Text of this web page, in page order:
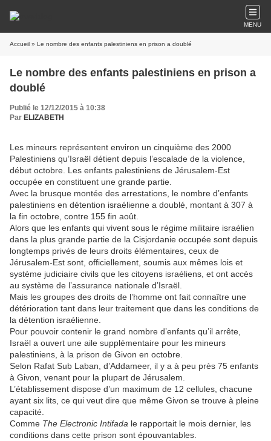
MENU
Accueil » Le nombre des enfants palestiniens en prison a doublé
Le nombre des enfants palestiniens en prison a
doublé
Publié le 12/12/2015 à 10:38
Par ELIZABETH
Les mineurs représentent environ un cinquième des 2000
Palestiniens qu’Israël détient depuis l’escalade de la violence,
début octobre. Les enfants palestiniens de Jérusalem-Est
occupée en constituent une grande partie.
Avec la brusque montée des arrestations, le nombre d’enfants
palestiniens en détention israélienne a doublé, montant à 307 à
la fin octobre, contre 155 fin août.
Alors que les enfants qui vivent sous le régime militaire israélien
dans la plus grande partie de la Cisjordanie occupée sont depuis
longtemps privés de leurs droits élémentaires, ceux de
Jérusalem-Est sont, officiellement, soumis aux mêmes lois et
système judiciaire civils que les citoyens israéliens, et ont accès
au système de l’assurance nationale d’Israël.
Mais les groupes des droits de l’homme ont fait connaître une
détérioration tant dans leur traitement que dans les conditions de
la détention israélienne.
Pour pouvoir contenir le grand nombre d’enfants qu’il arrête,
Israël a ouvert une aile supplémentaire pour les mineurs
palestiniens, à la prison de Givon en octobre.
Selon Rafat Sub Laban, d’Addameer, il y a à peu près 75 enfants
à Givon, venant pour la plupart de Jérusalem.
L’établissement dispose d’un maximum de 12 cellules, chacune
ayant six lits, ce qui veut dire que même Givon se trouve à pleine
capacité.
Comme The Electronic Intifada le rapportait le mois dernier, les
conditions dans cette prison sont épouvantables.